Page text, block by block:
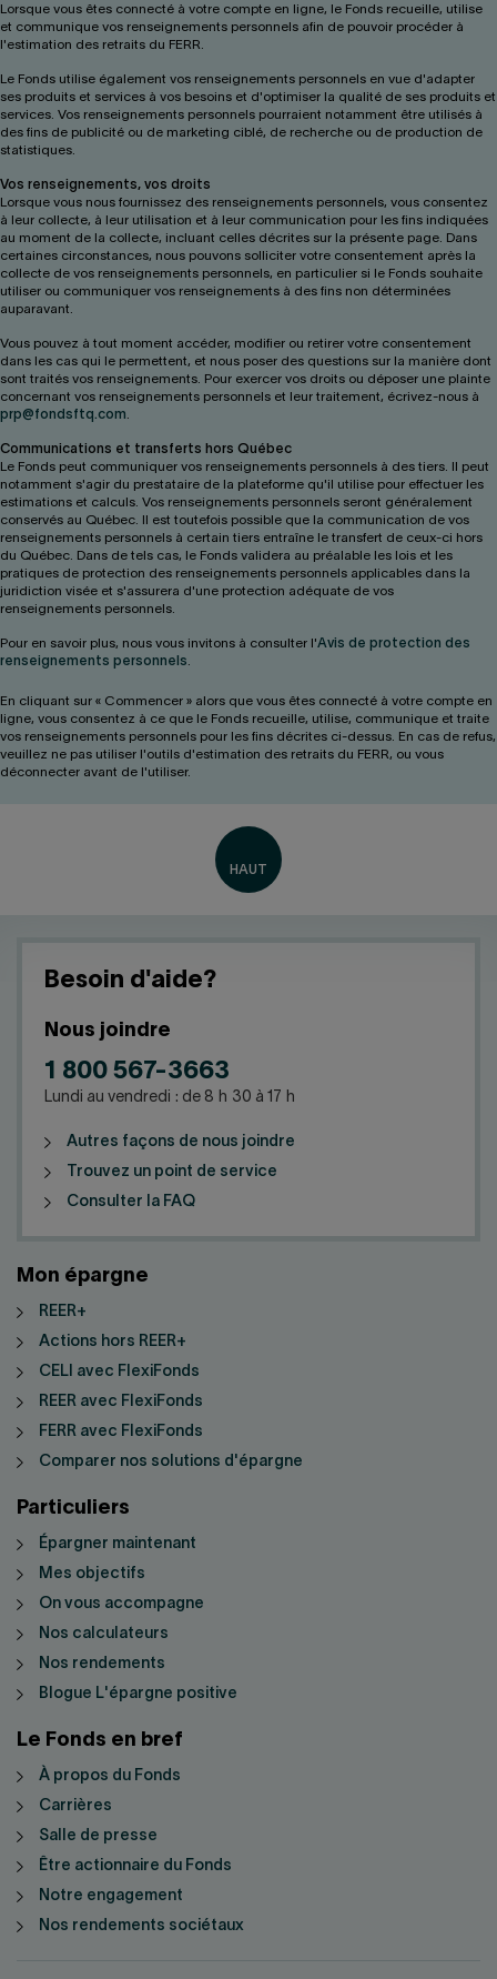
Lorsque vous êtes connecté à votre compte en ligne, le Fonds recueille, utilise
et communique vos renseignements personnels afin de pouvoir procéder à
l'estimation des retraits du FERR.
Le Fonds utilise également vos renseignements personnels en vue d'adapter
ses produits et services à vos besoins et d'optimiser la qualité de ses produits et
services. Vos renseignements personnels pourraient notamment être utilisés à
des fins de publicité ou de marketing ciblé, de recherche ou de production de
statistiques.
Vos renseignements, vos droits
Lorsque vous nous fournissez des renseignements personnels, vous consentez
à leur collecte, à leur utilisation et à leur communication pour les fins indiquées
au moment de la collecte, incluant celles décrites sur la présente page. Dans
certaines circonstances, nous pouvons solliciter votre consentement après la
collecte de vos renseignements personnels, en particulier si le Fonds souhaite
utiliser ou communiquer vos renseignements à des fins non déterminées
auparavant.
Vous pouvez à tout moment accéder, modifier ou retirer votre consentement
dans les cas qui le permettent, et nous poser des questions sur la manière dont
sont traités vos renseignements. Pour exercer vos droits ou déposer une plainte
concernant vos renseignements personnels et leur traitement, écrivez-nous à
prp@fondsftq.com
Communications et transferts hors Québec
Le Fonds peut communiquer vos renseignements personnels à des tiers. Il peut
notamment s'agir du prestataire de la plateforme qu'il utilise pour effectuer les
estimations et calculs. Vos renseignements personnels seront généralement
conservés au Québec. Il est toutefois possible que la communication de vos
renseignements personnels à certain tiers entraîne le transfert de ceux-ci hors
du Québec. Dans de tels cas, le Fonds validera au préalable les lois et les
pratiques de protection des renseignements personnels applicables dans la
juridiction visée et s'assurera d'une protection adéquate de vos
renseignements personnels.
Pour en savoir plus, nous vous invitons à consulter l'Avis de protection des
renseignements personnels
En cliquant sur « Commencer » alors que vous êtes connecté à votre compte en
ligne, vous consentez à ce que le Fonds recueille, utilise, communique et traite
vos renseignements personnels pour les fins décrites ci-dessus. En cas de refus,
veuillez ne pas utiliser l'outils d'estimation des retraits du FERR, ou vous
déconnecter avant de l'utiliser.
Besoin d'aide?
Nous joindre
1 800 567-3663
Lundi au vendredi : de 8 h 30 à 17 h
Autres façons de nous joindre
Trouvez un point de service
Consulter la FAQ
Mon épargne
REER+
Actions hors REER+
CELI avec FlexiFonds
REER avec FlexiFonds
FERR avec FlexiFonds
Comparer nos solutions d'épargne
Particuliers
Épargner maintenant
Mes objectifs
On vous accompagne
Nos calculateurs
Nos rendements
Blogue L'épargne positive
Le Fonds en bref
À propos du Fonds
Carrières
Salle de presse
Être actionnaire du Fonds
Notre engagement
Nos rendements sociétaux